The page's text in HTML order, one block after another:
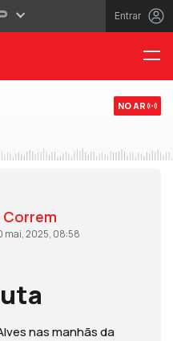
Entrar
NO AR
Correm
mai, 2025, 08:58
nas manhãs da